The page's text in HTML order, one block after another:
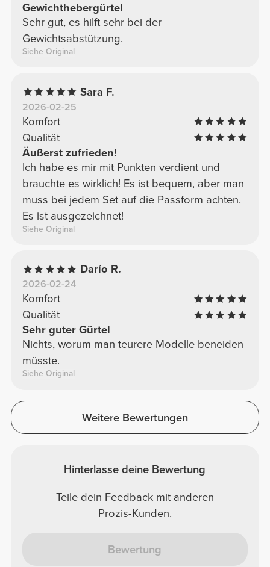
Gewichthebergürtel
Sehr gut, es hilft sehr bei der
Gewichtsabstützung.
Siehe Original
Sara F.
2026-02-25
Komfort
Qualität
Äußerst zufrieden!
Ich habe es mir mit Punkten verdient und
brauchte es wirklich! Es ist bequem, aber man
muss bei jedem Set auf die Passform achten.
Es ist ausgezeichnet!
Siehe Original
Darío R.
2026-02-24
Komfort
Qualität
Sehr guter Gürtel
Nichts, worum man teurere Modelle beneiden
müsste.
Siehe Original
Weitere Bewertungen
Hinterlasse deine Bewertung
Teile dein Feedback mit anderen
Prozis-Kunden.
Bewertung